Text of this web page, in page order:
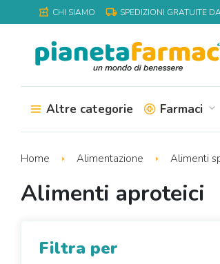
local_pharmacy CHI SIAMO local_shipping SPEDIZIONI GRATUITE
Altre categorie Farmaci expand_more
Home Alimentazione Alimenti
Alimenti aproteici
Filtra per